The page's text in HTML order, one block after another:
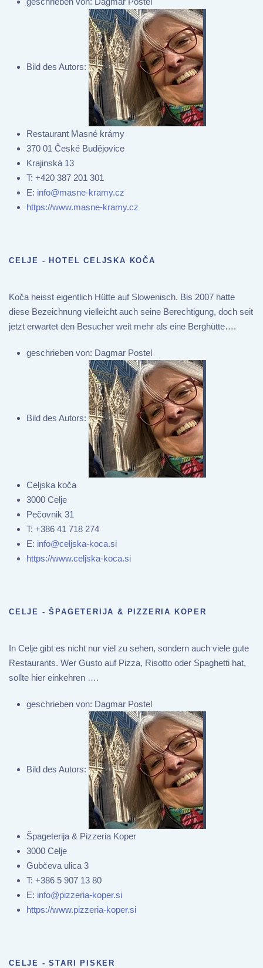
Bild des Autors:
Restaurant Masné krámy
370 01 České Budějovice
Krajinská 13
T: +420 387 201 301
E: info@masne-kramy.cz
https://www.masne-kramy.cz
CELJE - HOTEL CELJSKA KOČA
Koča heisst eigentlich Hütte auf Slowenisch. Bis 2007 hatte
diese Bezeichnung vielleicht auch seine Berechtigung, doch seit
jetzt erwartet den Besucher weit mehr als eine Berghütte….
geschrieben von: Dagmar Postel
Bild des Autors:
Celjska koča
3000 Celje
Pečovnik 31
T: +386 41 718 274
E: info@celjska-koca.si
https://www.celjska-koca.si
CELJE - ŠPAGETERIJA & PIZZERIA KOPER
In Celje gibt es nicht nur viel zu sehen, sondern auch viele gute
Restaurants. Wer Gusto auf Pizza, Risotto oder Spaghetti hat,
sollte hier einkehren ….
geschrieben von: Dagmar Postel
Bild des Autors:
Špageterija & Pizzeria Koper
3000 Celje
Gubčeva ulica 3
T: +386 5 907 13 80
E: info@pizzeria-koper.si
https://www.pizzeria-koper.si
CELJE - STARI PISKER